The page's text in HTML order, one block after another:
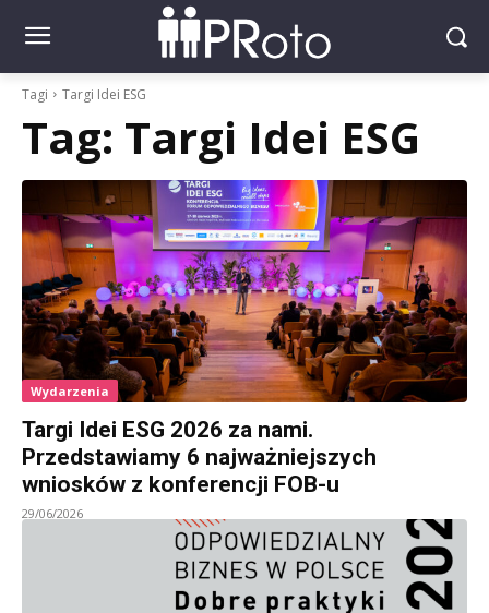
Tagi Targi Idei ESG
Tag: Targi Idei ESG
Wydarzenia
Targi Idei ESG 2026 za nami.
Przedstawiamy 6 najważniejszych
wniosków z konferencji FOB-u
29/06/2026